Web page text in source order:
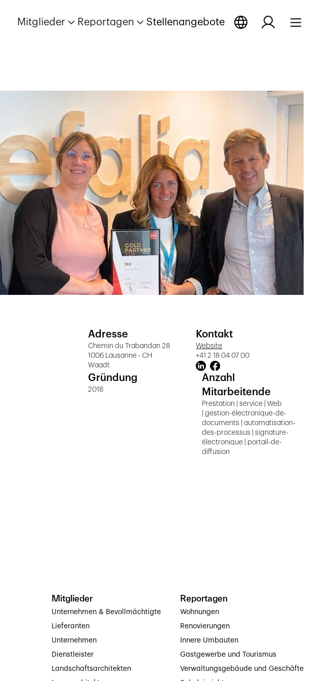
Mitglieder Reportagen Stellenangebote
Adresse
Chemin du Trabandan 28
1006 Lausanne - CH
Waadt
Kontakt
Website
+41 2 18 04 07 00
Gründung
2018
Anzahl
Mitarbeitende
Prestation | service | Web
| gestion-électronique-de-
documents | automatisation-
des-processus | signature-
électronique | portail-de-
diffusion
Mitglieder
Unternehmen & Bevollmächtigte
Lieferanten
Unternehmen
Dienstleister
Landschaftsarchitekten
Reportagen
Wohnungen
Renovierungen
Innere Umbauten
Gastgewerbe und Tourismus
Verwaltungsgebäude und Geschäfte